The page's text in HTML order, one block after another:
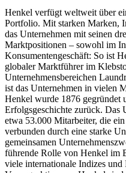
Henkel verfügt weltweit über
Portfolio. Mit starken Marken,
das Unternehmen mit seinen
Marktpositionen – sowohl im
Konsumentengeschäft: So ist
globaler Marktführer im
Unternehmensbereichen
ist das Unternehmen in vielen
Henkel wurde 1876 gegründet
Erfolgsgeschichte zurück. Das
etwa 53.000 Mitarbeiter, die
verbunden durch eine starke
gemeinsamen
führende Rolle von Henkel im
viele internationale Indizes